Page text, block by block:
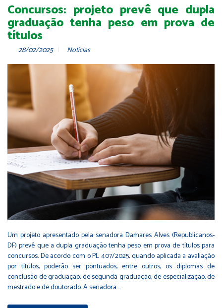
Concursos: projeto prevê que dupla
graduação tenha peso em prova de
títulos
28/02/2025 Notícias
Um projeto apresentado pela senadora Damares Alves (Republicanos-
DF) prevê que a dupla graduação tenha peso em prova de títulos para
concursos. De acordo com o PL 407/2025, quando aplicada a avaliação
por títulos, poderão ser pontuados, entre outros, os diplomas de
conclusão de graduação, de segunda graduação, de especialização, de
mestrado e de doutorado. A senadora…